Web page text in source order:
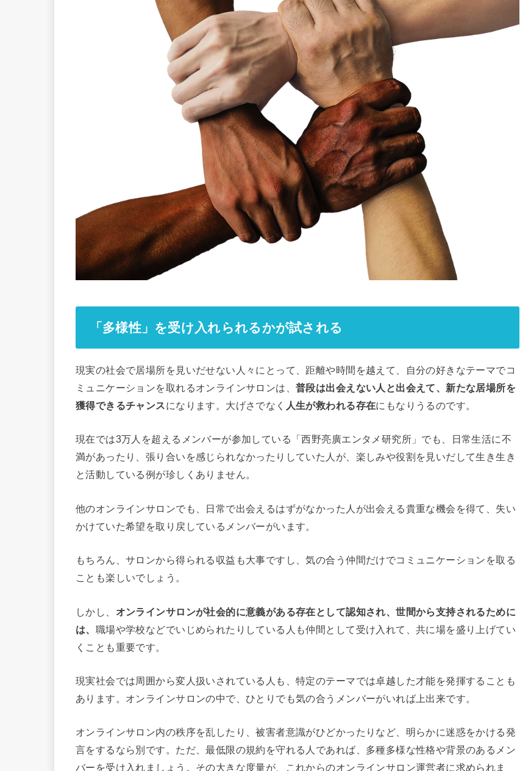
「多様性」を受け入れられるかが試される
現実の社会で居場所を見いだせない人々にとって、距離や時間を越えて、自分の好きなテーマでコ
ミュニケーションを取れるオンラインサロンは、普段は出会えない人と出会えて、新たな居場所を
獲得できるチャンスになります。大げさでなく 人生が救われる存在にもなりうるのです。
現在では3万人を超えるメンバーが参加している「西野亮廣エンタメ研究所」でも、日常生活に不
満があったり、張り合いを感じられなかったりしていた人が、楽しみや役割を見いだして生き生き
と活動している例が珍しくありません。
他のオンラインサロンでも、日常で出会えるはずがなかった人が出会える貴重な機会を得て、失い
かけていた希望を取り戻しているメンバーがいます。
もちろん、サロンから得られる収益も大事ですし、気の合う仲間だけでコミュニケーションを取る
ことも楽しいでしょう。
しかし、 オンラインサロンが社会的に意義がある存在として認知され、世間から支持されるために
は、 職場や学校などでいじめられたりしている人も仲間として受け入れて、共に場を盛り上げてい
くことも重要です。
現実社会では周囲から変人扱いされている人も、特定のテーマでは卓越した才能を発揮することも
あります。オンラインサロンの中で、ひとりでも気の合うメンバーがいれば上出来です。
オンラインサロン内の秩序を乱したり、被害者意識がひどかったりなど、明らかに迷惑をかける発
言をするなら別です。ただ、最低限の規約を守れる人であれば、多種多様な性格や背景のあるメン
バーを受け入れましょう。その大きな度量が、これからのオンラインサロン運営者に求められま